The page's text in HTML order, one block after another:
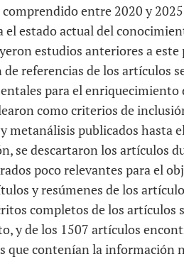
entre 2020 y
el estado actual del
estudios anteriores a
referencias de los artículos
para el
como criterios de
y metanálisis publicados hasta
se descartaron los artículos
poco relevantes para el
y resúmenes de los
completos de los artículos
y de los 1507 artículos
que contenían la información